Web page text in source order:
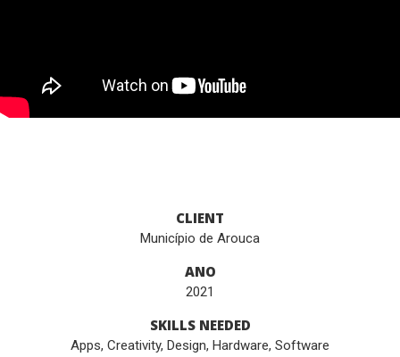
CLIENT
Município de Arouca
ANO
2021
SKILLS NEEDED
Apps, Creativity, Design, Hardware, Software